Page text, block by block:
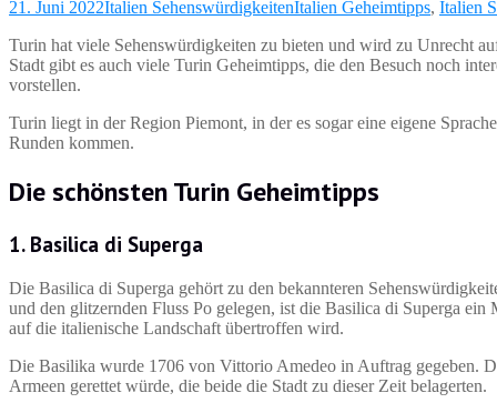
21. Juni 2022Italien SehenswürdigkeitenItalien Geheimtipps, Italien
Turin hat viele Sehenswürdigkeiten zu bieten und wird zu Unrecht
Stadt gibt es auch viele Turin Geheimtipps, die den Besuch noch
vorstellen.
Turin liegt in der Region Piemont, in der es sogar eine eigene
Runden kommen.
Die schönsten Turin Geheimtipps
1. Basilica di Superga
Die Basilica di Superga gehört zu den bekannteren
und den glitzernden Fluss Po gelegen, ist die Basilica di Superga
auf die italienische Landschaft übertroffen wird.
Die Basilika wurde 1706 von Vittorio Amedeo in Auftrag gegeben.
Armeen gerettet würde, die beide die Stadt zu dieser Zeit belagerten.